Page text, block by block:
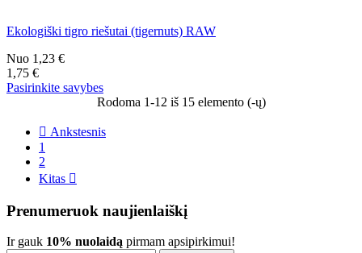
Ekologiški tigro riešutai (tigernuts) RAW
Nuo 1,23 €
1,75 €
Pasirinkite savybes
Rodoma 1-12 iš 15 elemento (-ų)
 Ankstesnis
1
2
Kitas 
Prenumeruok naujienlaiškį
Ir gauk 10% nuolaidą pirmam apsipirkimui!